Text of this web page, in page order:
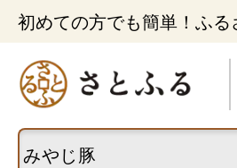
初めての方でも簡単！ふる